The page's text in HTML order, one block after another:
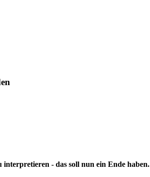
- das soll nun ein Ende haben.